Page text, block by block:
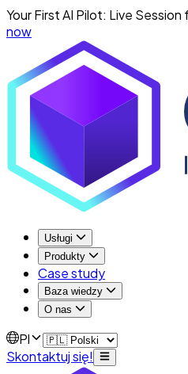
Your First AI Pilot: Live
now
Usługi
Produkty
Case study
Baza wiedzy
O nas
Pl
Skontaktuj się!